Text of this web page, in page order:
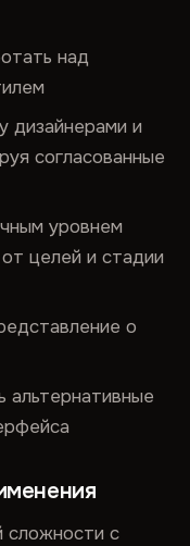
над
дизайнерами и
согласованные
уровнем
целей и стадии
о
альтернативные
сложности с